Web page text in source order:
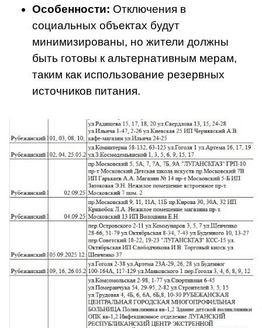
Особенности: Отключения в
социальных объектах будут
минимизированы, но жители должны
быть готовы к альтернативным мерам,
таким как использование резервных
источников питания.